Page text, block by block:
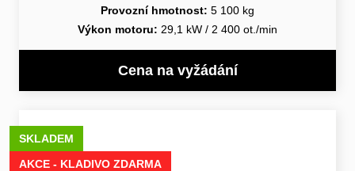
Provozní hmotnost: 5 100 kg
Výkon motoru: 29,1 kW / 2 400 ot./min
Cena na vyžádání
SKLADEM
AKCE - KLADIVO ZDARMA